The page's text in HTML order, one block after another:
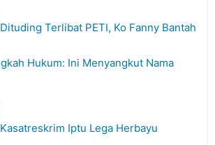
Dituding Terlibat PETI, Ko Fanny Bantah
Hukum: Ini Menyangkut Nama
Kasatreskrim Iptu Lega Herbayu